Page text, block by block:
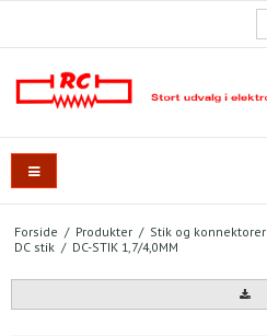
Forside / Produkter / Stik og konnektorer
DC stik / DC-STIK 1,7/4,0MM